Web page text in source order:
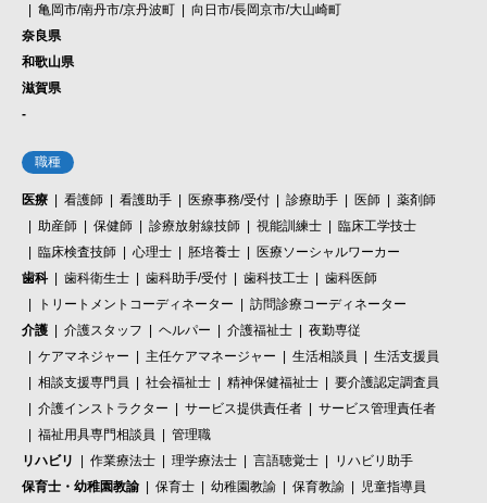
亀岡市/南丹市/京丹波町
向日市/長岡京市/大山崎町
奈良県
和歌山県
滋賀県
-
職種
医療 看護師 看護助手 医療事務/受付 診療助手 医師
薬剤師
助産師
保健師 診療放射線技師 視能訓練士
臨床工学技士
臨床検査技師
心理士 胚培養士
医療ソーシャルワーカー
歯科
歯科衛生士 歯科助手/受付 歯科技工士
歯科医師
トリートメントコーディネーター
訪問診療コーディネーター
介護
介護スタッフ ヘルパー 介護福祉士
夜勤専従
ケアマネジャー
主任ケアマネージャー 生活相談員
生活支援員
相談支援専門員
社会福祉士 精神保健福祉士
要介護認定調査員
介護インストラクター
サービス提供責任者
サービス管理責任者
福祉用具専門相談員
管理職
リハビリ
作業療法士 理学療法士 言語聴覚士
リハビリ助手
保育士・幼稚園教諭
保育士 幼稚園教諭 保育教諭
児童指導員